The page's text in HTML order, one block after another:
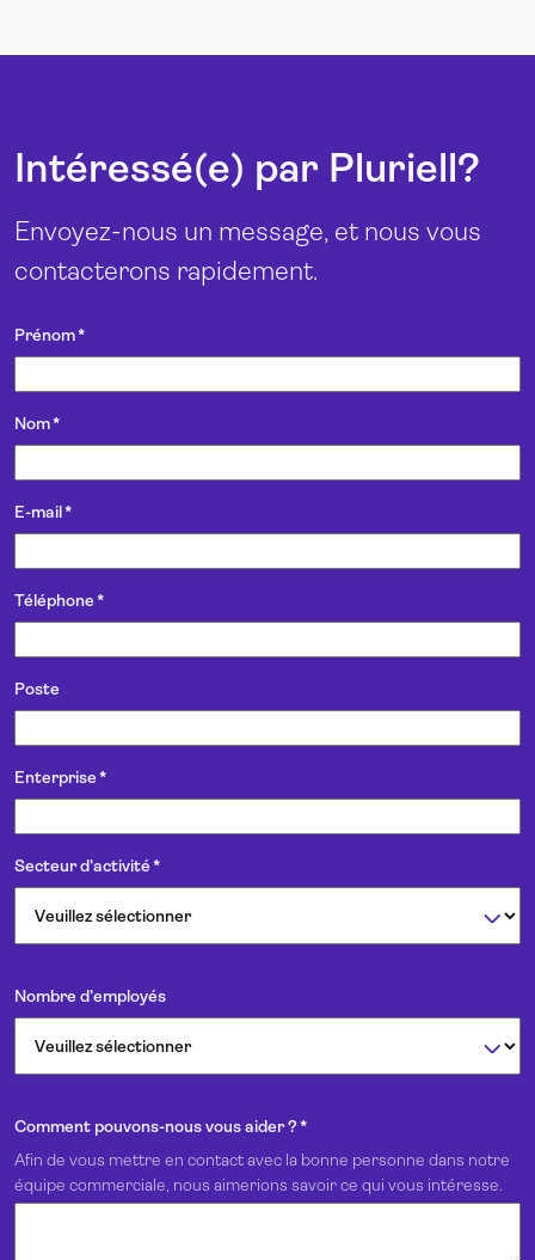
Intéressé(e) par Pluriell?
Envoyez-nous un message, et nous vous
contacterons rapidement.
Prénom*
Nom*
E-mail*
Téléphone*
Poste
Enterprise*
Secteur d'activité*
Nombre d’employés
Comment pouvons-nous vous aider ?*
Afin de vous mettre en contact avec la bonne personne dans notre
équipe commerciale, nous aimerions savoir ce qui vous intéresse.